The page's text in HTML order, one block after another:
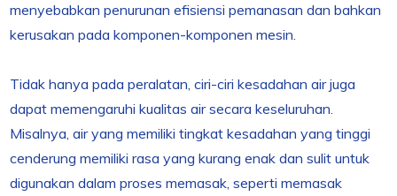
menyebabkan penurunan efisiensi pemanasan dan bahkan
kerusakan pada komponen-komponen mesin.
Tidak hanya pada peralatan, ciri-ciri kesadahan air juga
dapat memengaruhi kualitas air secara keseluruhan.
Misalnya, air yang memiliki tingkat kesadahan yang tinggi
cenderung memiliki rasa yang kurang enak dan sulit untuk
digunakan dalam proses memasak, seperti memasak